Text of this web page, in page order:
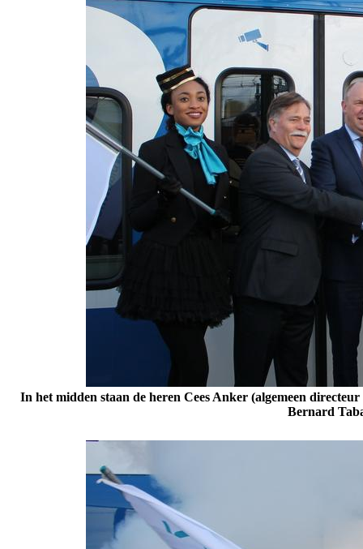
In het midden staan de heren Cees Anker (algemeen
Bernard